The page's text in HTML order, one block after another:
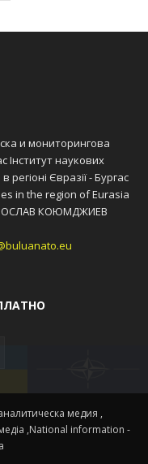
и мониторингова
Інститут наукових
регіоні Євразії - Бургас
in the region of Eurasia
КОЮМДЖИЕВ
медия ,
,National information -